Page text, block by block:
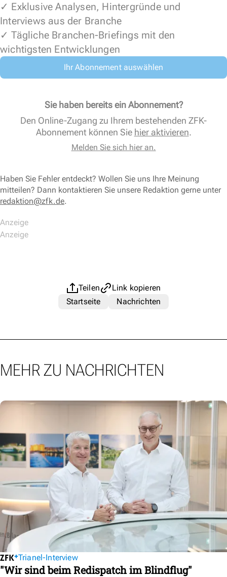
✓ Exklusive Analysen, Hintergründe und
Interviews aus der Branche
✓ Tägliche Branchen-Briefings mit den
wichtigsten Entwicklungen
Ihr Abonnement auswählen
Sie haben bereits ein Abonnement?
Den Online-Zugang zu Ihrem bestehenden ZFK-
Abonnement können Sie hier aktivieren.
Melden Sie sich hier an.
Haben Sie Fehler entdeckt? Wollen Sie uns Ihre Meinung
mitteilen? Dann kontaktieren Sie unsere Redaktion gerne unter
redaktion@zfk.de.
Teilen
Link kopieren
Startseite
Nachrichten
MEHR ZU NACHRICHTEN
Trianel-Interview
"Wir sind beim Redispatch im Blindflug"